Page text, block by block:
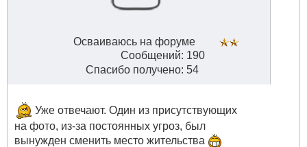
Осваиваюсь на форуме
Сообщений: 190
Спасибо получено: 54
Уже отвечают. Один из присутствующих
на фото, из-за постоянных угроз, был
вынужден сменить место жительства